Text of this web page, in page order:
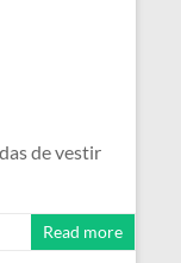
de vestir
Read more